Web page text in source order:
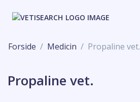
Forside Medicin Propaline vet.
Propaline vet.